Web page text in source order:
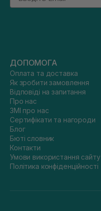
ДОПОМОГА
Оплата та доставка
Як зробити замовлення
Відповіді на запитання
Про нас
ЗМІ про нас
Сертифікати та нагороди
Блог
Бюті словник
Контакти
Умови використання сайту
Політика конфіденційності